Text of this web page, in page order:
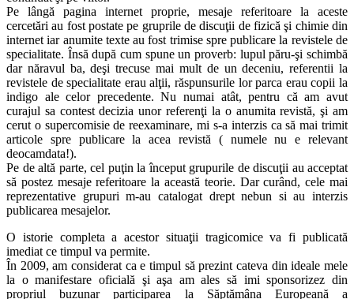
Pe lângă pagina internet proprie, mesaje referitoare la aceste
cercetări au fost postate pe gruprile de discuţii de fizică şi chimie din
internet iar anumite texte au fost trimise spre publicare la revistele de
specialitate. Însă după cum spune un proverb: lupul păru-şi schimbă
dar năravul ba, deşi trecuse mai mult de un deceniu, referentii la
revistele de specialitate erau alţii, răspunsurile lor parca erau copii la
indigo ale celor precedente. Nu numai atât, pentru că am avut
curajul sa contest decizia unor referenţi la o anumita revistă, şi am
cerut o supercomisie de reexaminare, mi s-a interzis ca să mai trimit
articole spre publicare la acea revistă ( numele nu e relevant
deocamdata!).
Pe de altă parte, cel puţin la început grupurile de discuţii au acceptat
să postez mesaje referitoare la această teorie. Dar curând, cele mai
reprezentative grupuri m-au catalogat drept nebun si au interzis
publicarea mesajelor.
O istorie completa a acestor situaţii tragicomice va fi publicată
imediat ce timpul va permite.
În 2009, am considerat ca e timpul să prezint cateva din ideale mele
la o manifestare oficială şi aşa am ales să imi sponsorizez din
propriul buzunar participarea la Săptămâna Europeană a